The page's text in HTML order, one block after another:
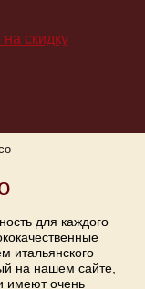
для каждого
итальянского
на нашем сайте,
имеют очень